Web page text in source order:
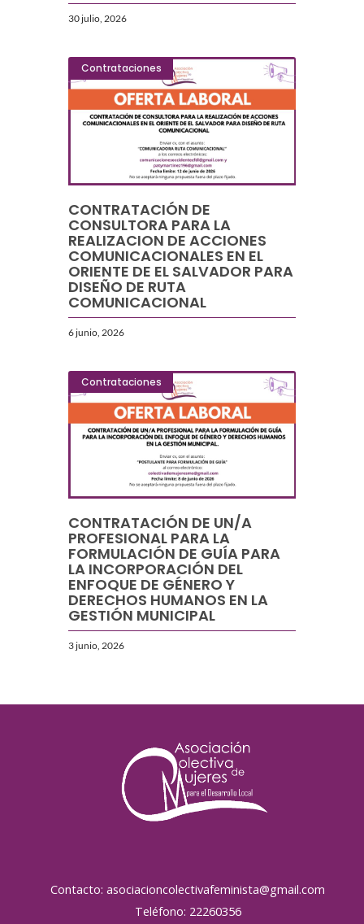
30 julio, 2026
Contrataciones
CONTRATACIÓN DE
CONSULTORA PARA LA
REALIZACION DE ACCIONES
COMUNICACIONALES EN EL
ORIENTE DE EL SALVADOR PARA
DISEÑO DE RUTA
COMUNICACIONAL
6 junio, 2026
Contrataciones
CONTRATACIÓN DE UN/A
PROFESIONAL PARA LA
FORMULACIÓN DE GUÍA PARA
LA INCORPORACIÓN DEL
ENFOQUE DE GÉNERO Y
DERECHOS HUMANOS EN LA
GESTIÓN MUNICIPAL
3 junio, 2026
Contacto: asociacioncolectivafeminista@gmail.com
Teléfono: 22260356